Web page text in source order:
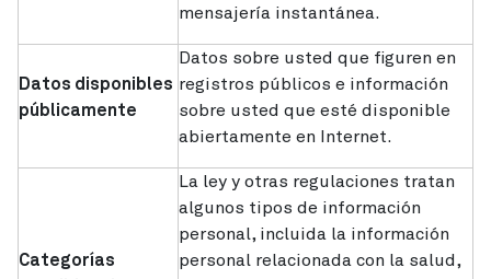
mensajería instantánea.
Datos disponibles
públicamente
Datos sobre usted que figuren en
registros públicos e información
sobre usted que esté disponible
abiertamente en Internet.
Categorías
La ley y otras regulaciones tratan
algunos tipos de información
personal, incluida la información
personal relacionada con la salud,